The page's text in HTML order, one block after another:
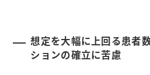
想定を大幅に上回る患者
ションの確立に苦慮